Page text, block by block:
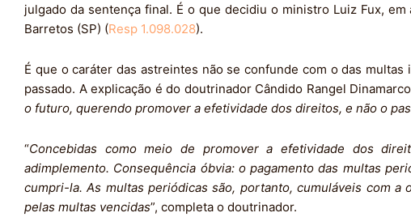
julgado da sentença final. É o que decidiu o ministro Luiz Fux,
Barretos (SP) (Resp 1.098.028).
É que o caráter das astreintes não se confunde com o das
passado. A explicação é do doutrinador Cândido Rangel
o futuro, querendo promover a efetividade dos direitos, e não o
“Concebidas como meio de promover a efetividade dos
adimplemento. Consequência óbvia: o pagamento das multas
cumpri-la. As multas periódicas são, portanto, cumuláveis com
pelas multas vencidas”, completa o doutrinador.